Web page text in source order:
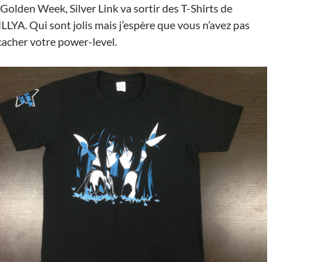
Week, Silver Link va sortir des T-Shirts de
Qui sont jolis mais j’espère que vous n’avez pas
votre power-level.